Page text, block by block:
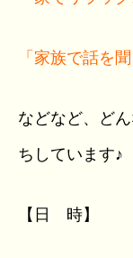
「家族で話を聞
などなど、ど
ちしています♪
【日 時】